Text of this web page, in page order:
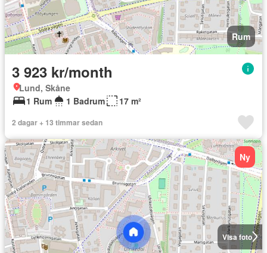
Rum
3 923 kr/month
Lund, Skåne
1 Rum
1 Badrum 17 m²
2 dagar + 13 timmar sedan
Visa foto
Ny